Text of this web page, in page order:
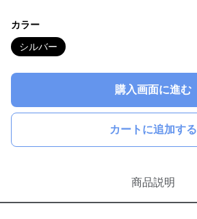
カラー
シルバー
購入画面に進む
カートに追加する
商品説明